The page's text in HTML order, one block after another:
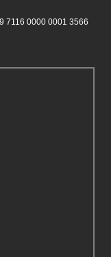
7116 0000 0001 3566